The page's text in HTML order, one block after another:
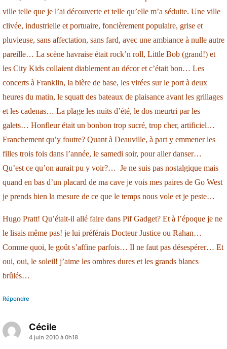
ville telle que je l’ai découverte et telle qu’elle m’a séduite. Une ville
clivée, industrielle et portuaire, foncièrement populaire, grise et
pluvieuse, sans affectation, sans fard, avec une ambiance à nulle autre
pareille… La scène havraise était rock’n roll, Little Bob (grand!) et
les City Kids collaient diablement au décor et c’était bon… Les
concerts à Franklin, la bière de base, les virées sur le port à deux
heures du matin, le squatt des bateaux de plaisance avant les grillages
et les cadenas… La plage les nuits d’été, le dos meurtri par les
galets… Honfleur était un bonbon trop sucré, trop cher, artificiel…
Franchement qu’y foutre? Quant à Deauville, à part y emmener les
filles trois fois dans l’année, le samedi soir, pour aller danser…
Qu’est ce qu’on aurait pu y voir?… Je ne suis pas nostalgique mais
quand en bas d’un placard de ma cave je vois mes paires de Go West
je prends bien la mesure de ce que le temps nous vole et je peste…
Hugo Pratt! Qu’était-il allé faire dans Pif Gadget? Et à l’époque je ne
le lisais même pas! je lui préférais Docteur Justice ou Rahan…
Comme quoi, le goût s’affine parfois… Il ne faut pas désespérer… Et
oui, oui, le soleil! j’aime les ombres dures et les grands blancs
brûlés…
Répondre
Cécile
a
4 juin 2010 à 0h18